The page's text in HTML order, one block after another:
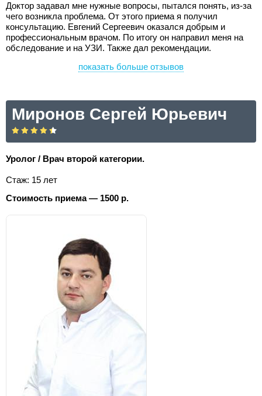
Доктор задавал мне нужные вопросы, пытался понять, из-за
чего возникла проблема. От этого приема я получил
консультацию. Евгений Сергеевич оказался добрым и
профессиональным врачом. По итогу он направил меня на
обследование и на УЗИ. Также дал рекомендации.
показать больше отзывов
Миронов Сергей Юрьевич
Уролог / Врач второй категории.
Стаж: 15 лет
Стоимость приема — 1500 р.